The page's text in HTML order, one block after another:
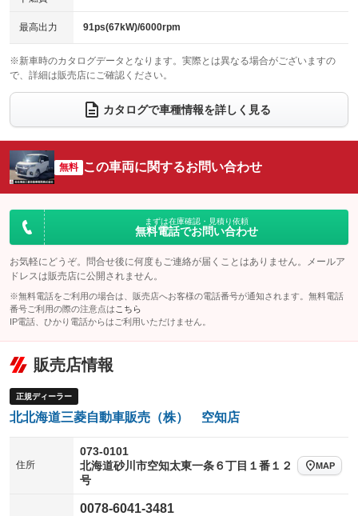
チップアップシート
：装備なし
：装備なし ：装備あり
ウォークスルー
：装備なし
電動リアゲート フロントカメラ
：装備あり
：装備なし ：装備あり
サイドカメラ
：装備あり ルーフレール
：装備なし
：装備なし
：装備なし
最高出力 91ps(67kW)/6000rpm
※新車時のカタログデータとなります。実際とは異なる場合がございますの
で、詳細は販売店にご確認ください。
カタログで車種情報を詳しく見る
無料 この車両に関するお問い合わせ
まずは在庫確認・見積り依頼
無料電話でお問い合わせ
お気軽にどうぞ。問合せ後に何度もご連絡が届くことはありません。メールア
ドレスは販売店に公開されません。
※無料電話をご利用の場合は、販売店へお客様の電話番号が通知されます。無料電話
番号ご利用の際の注意点は こちら
IP電話、ひかり電話からはご利用いただけません。
販売店情報
正規ディーラー
北北海道三菱自動車販売（株） 空知店
住所
073-0101
北海道砂川市空知太東一条６丁目１番１２
号
MAP
0078-6041-3481